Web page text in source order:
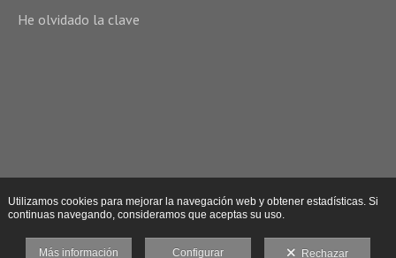
He olvidado la clave
Utilizamos cookies para mejorar la navegación web y obtener estadísticas. Si
continuas navegando, consideramos que aceptas su uso.
Más información Configurar Rechazar